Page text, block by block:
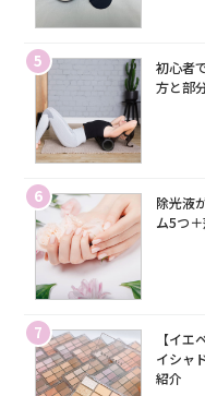
5
初心者
方と部
6
除光液
ム5つ
7
【イ
イシャ
紹介